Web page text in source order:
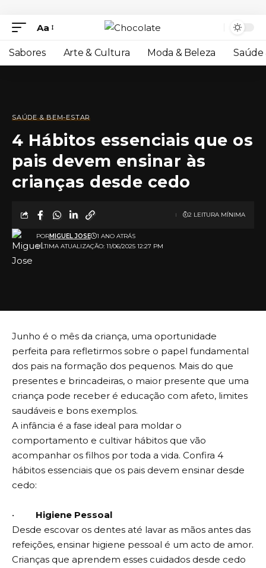
Aa
Sabores Arte & Cultura Moda & Beleza Saúde
SAÚDE & BEM-ESTAR
4 Hábitos essenciais que os
pais devem ensinar às
crianças desde cedo
ULTIMA ATUALIZAÇÃO: 11/06/2025 12:27 PM
PORMIGUEL JOSE 1 ANO ATRÁS
2 LEITURA MÍNIMA
Junho é o mês da criança, uma oportunidade
perfeita para refletirmos sobre o papel fundamental
dos pais na formação dos pequenos. Mais do que
presentes e brincadeiras, o maior presente que uma
criança pode receber é educação com afeto, limites
saudáveis e bons exemplos.
A infância é a fase ideal para moldar o
comportamento e cultivar hábitos que vão
acompanhar os filhos por toda a vida. Confira 4
hábitos essenciais que os pais devem ensinar desde
cedo:
• Higiene Pessoal
Desde escovar os dentes até lavar as mãos antes das
refeições, ensinar higiene pessoal é um acto de amor.
Crianças que aprendem esses cuidados desde cedo